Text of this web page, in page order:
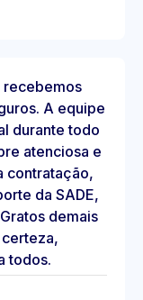
recebemos
A equipe
durante todo
atenciosa e
contratação,
da SADE,
demais
todos.